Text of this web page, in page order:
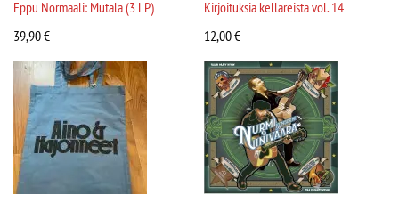
Eppu Normaali: Mutala (3 LP)
39,90€
Kirjoituksia kellareista vol. 14
12,00€